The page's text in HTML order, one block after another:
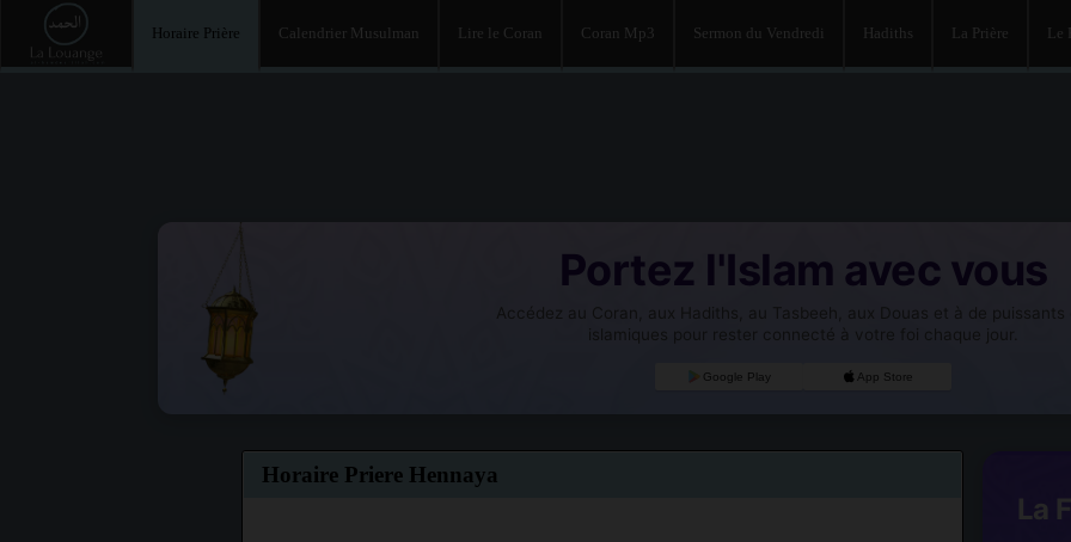
Horaire Prière Calendrier Musulman Lire le Coran Coran Mp3 Sermon du Vendredi Hadiths La Prière Le
Portez l'Islam avec vous
Accédez au Coran, aux Hadiths, au Tasbeeh, aux Douas et à de puissants
islamiques pour rester connecté à votre foi chaque jour.
Google Play App Store
Horaire Priere Hennaya
La